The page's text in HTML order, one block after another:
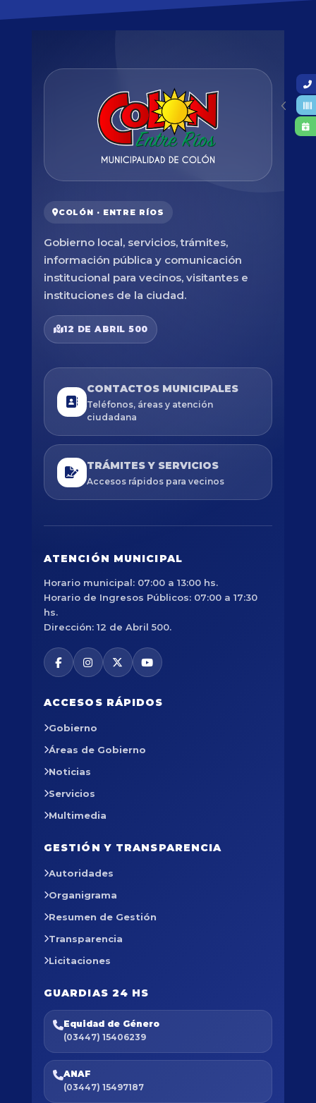
COLÓN · ENTRE RÍOS
Gobierno local, servicios, trámites,
información pública y comunicación
institucional para vecinos, visitantes e
instituciones de la ciudad.
12 DE ABRIL 500
CONTACTOS MUNICIPALES
Teléfonos, áreas y atención
ciudadana
TRÁMITES Y SERVICIOS
Accesos rápidos para vecinos
ATENCIÓN MUNICIPAL
Horario municipal: 07:00 a 13:00 hs.
Horario de Ingresos Públicos: 07:00 a 17:30
hs.
Dirección: 12 de Abril 500.
ACCESOS RÁPIDOS
Gobierno
Áreas de Gobierno
Noticias
Servicios
Multimedia
GESTIÓN Y TRANSPARENCIA
Autoridades
Organigrama
Resumen de Gestión
Transparencia
Licitaciones
GUARDIAS 24 HS
Equidad de Género
(03447) 15406239
ANAF
(03447) 15497187